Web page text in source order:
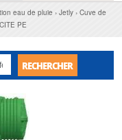
eau de pluie Jetly
Cuve de
PE
RECHERCHER